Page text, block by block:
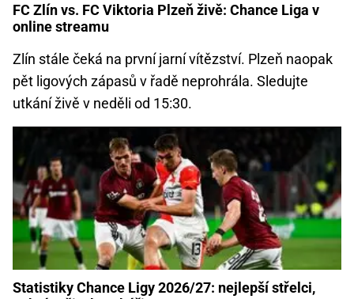
FC Zlín vs. FC Viktoria Plzeň živě: Chance Liga v
online streamu
Zlín stále čeká na první jarní vítězství. Plzeň naopak
pět ligových zápasů v řadě neprohrála. Sledujte
utkání živě v neděli od 15:30.
Statistiky Chance Ligy 2026/27: nejlepší střelci,